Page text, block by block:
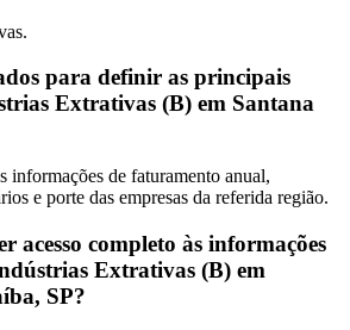
para definir as principais
Extrativas (B) em Santana
informações de faturamento anual,
e porte das empresas da referida região.
acesso completo às informações
Extrativas (B) em
SP?